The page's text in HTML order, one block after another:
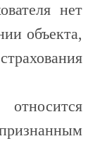
нет
объекта,